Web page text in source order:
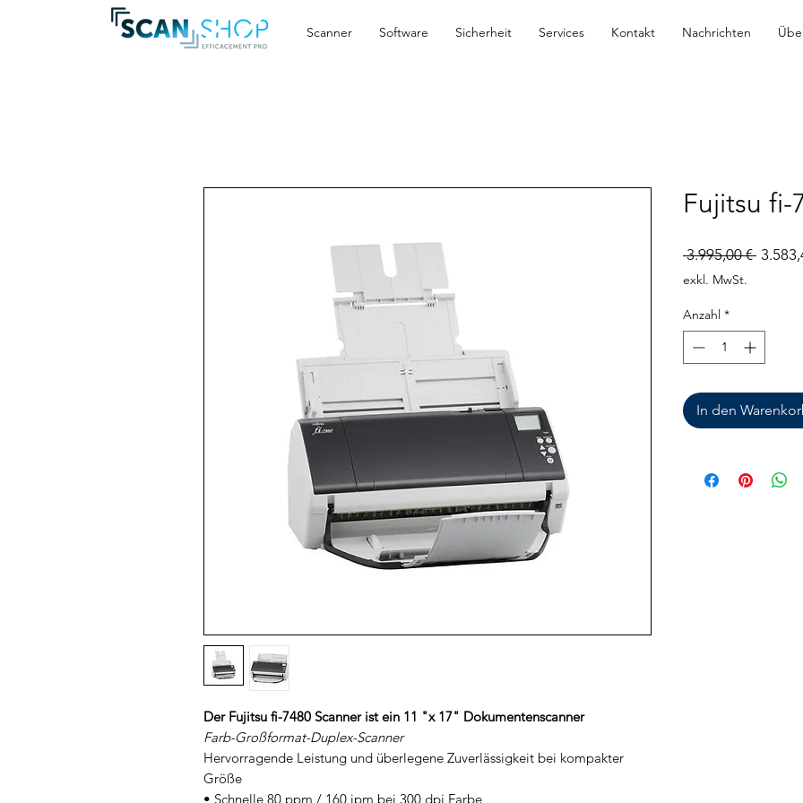
Scanner Software Sicherheit Services Kontakt Nachrichten
Der Fujitsu fi-7480 Scanner ist ein 11 "x 17" Dokumentenscanner
Farb-Großformat-Duplex-Scanner
Hervorragende Leistung und überlegene Zuverlässigkeit bei kompakter
Größe
• Schnelle 80 ppm / 160 ipm bei 300 dpi Farbe
Fujitsu fi-
3.995,00 €
exkl. MwSt.
Anzahl *
In den